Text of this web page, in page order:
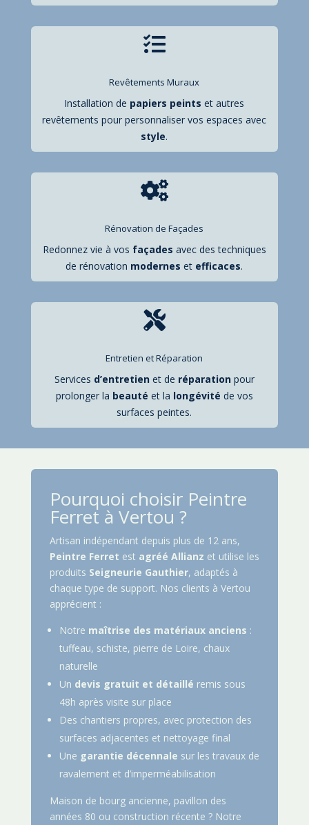

Revêtements Muraux
Installation de papiers peints et autres
revêtements pour personnaliser vos espaces avec
style.

Rénovation de Façades
Redonnez vie à vos façades avec des techniques
de rénovation modernes et efficaces.

Entretien et Réparation
Services d’entretienet de réparationpour
prolonger la beauté et la longévité de vos
surfaces peintes.
Pourquoi choisir Peintre
Ferret à Vertou ?
Artisan indépendant depuis plus de 12 ans,
Peintre Ferret est agréé Allianz et utilise les
produits Seigneurie Gauthier, adaptés à
chaque type de support. Nos clients à Vertou
apprécient :
Notre maîtrise des matériaux anciens :
tuffeau, schiste, pierre de Loire, chaux
naturelle
Un devis gratuit et détaillé remis sous
48h après visite sur place
Des chantiers propres, avec protection des
surfaces adjacentes et nettoyage final
Une garantie décennale sur les travaux de
ravalement et d’imperméabilisation
Maison de bourg ancienne, pavillon des
années 80 ou construction récente ? Notre